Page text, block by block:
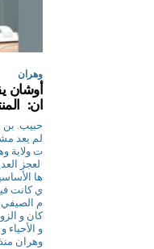
وهران
أوشان
ان:
حبيب. بن
لم يعد
ت ولاية
لعجز
ها
ي كانت
م
كان و
و
وهران